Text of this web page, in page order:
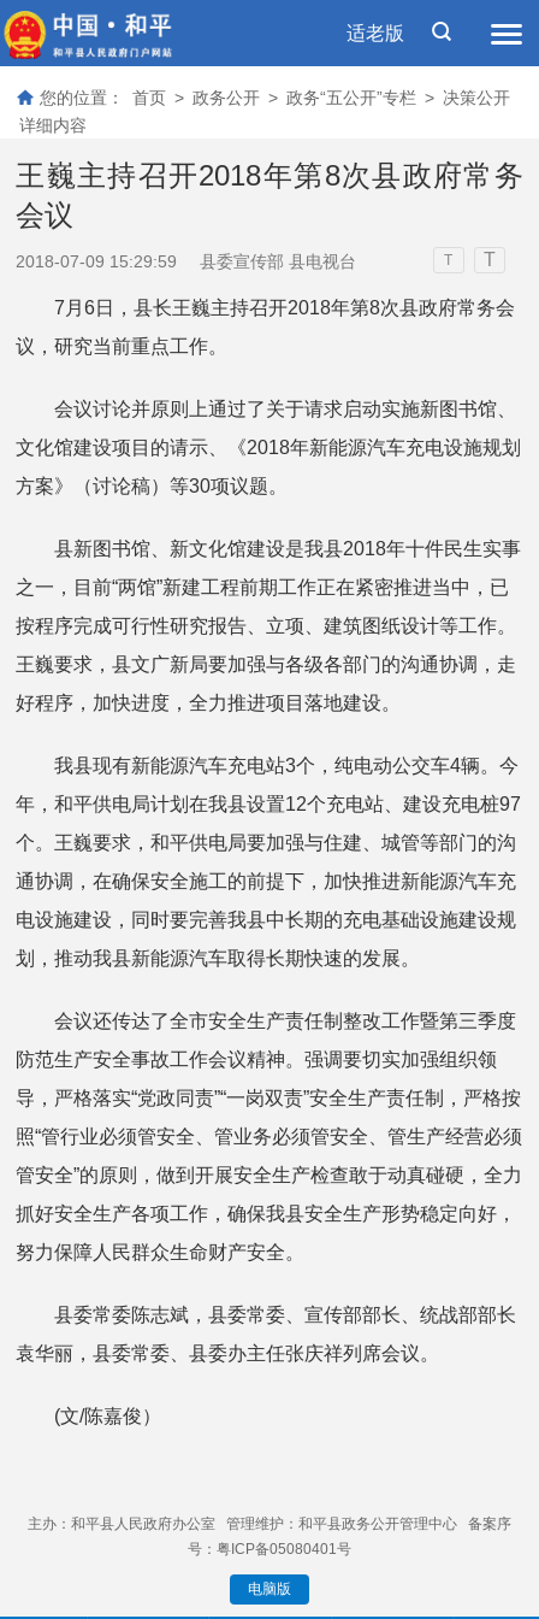
适老版
您的位置： 首页 > 政务公开 > 政务“五公开”专栏 > 决策公开
详细内容
王巍主持召开2018年第8次县政府常务
会议
2018-07-09 15:29:59 县委宣传部 县电视台 T T
7月6日，县长王巍主持召开2018年第8次县政府常务会
议，研究当前重点工作。
会议讨论并原则上通过了关于请求启动实施新图书馆、
文化馆建设项目的请示、《2018年新能源汽车充电设施规划
方案》（讨论稿）等30项议题。
县新图书馆、新文化馆建设是我县2018年十件民生实事
之一，目前“两馆”新建工程前期工作正在紧密推进当中，已
按程序完成可行性研究报告、立项、建筑图纸设计等工作。
王巍要求，县文广新局要加强与各级各部门的沟通协调，走
好程序，加快进度，全力推进项目落地建设。
我县现有新能源汽车充电站3个，纯电动公交车4辆。今
年，和平供电局计划在我县设置12个充电站、建设充电桩97
个。王巍要求，和平供电局要加强与住建、城管等部门的沟
通协调，在确保安全施工的前提下，加快推进新能源汽车充
电设施建设，同时要完善我县中长期的充电基础设施建设规
划，推动我县新能源汽车取得长期快速的发展。
会议还传达了全市安全生产责任制整改工作暨第三季度
防范生产安全事故工作会议精神。强调要切实加强组织领
导，严格落实“党政同责”“一岗双责”安全生产责任制，严格按
照“管行业必须管安全、管业务必须管安全、管生产经营必须
管安全”的原则，做到开展安全生产检查敢于动真碰硬，全力
抓好安全生产各项工作，确保我县安全生产形势稳定向好，
努力保障人民群众生命财产安全。
县委常委陈志斌，县委常委、宣传部部长、统战部部长
袁华丽，县委常委、县委办主任张庆祥列席会议。
(文/陈嘉俊）
主办：和平县人民政府办公室 管理维护：和平县政务公开管理中心 备案序
号：粤ICP备05080401号
电脑版